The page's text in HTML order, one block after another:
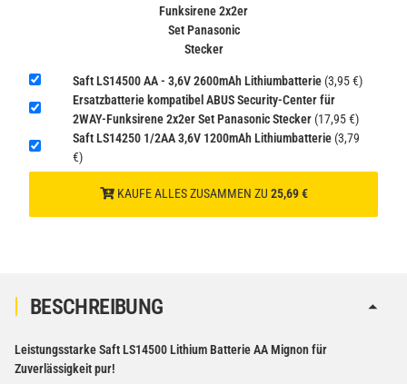
inkl. 19% USt. zzgl.Versand
gem. SV188 ADR)
Funksirene 2x2er
Set Panasonic
Stecker
Saft LS14500 AA - 3,6V 2600mAh Lithiumbatterie (3,95 €)
Ersatzbatterie kompatibel ABUS Security-Center für
2WAY-Funksirene 2x2er Set Panasonic Stecker (17,95 €)
Saft LS14250 1/2AA 3,6V 1200mAh Lithiumbatterie (3,79
€)
KAUFE ALLES ZUSAMMEN ZU 25,69 €
BESCHREIBUNG
Leistungsstarke Saft LS14500 Lithium Batterie AA Mignon für
Zuverlässigkeit pur!